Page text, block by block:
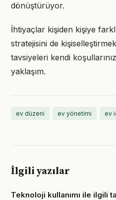
dönüştürüyor.
İhtiyaçlar kişiden kişiye
stratejisini de
tavsiyeleri kendi
yaklaşım.
ev düzeni ev yönetimi ev
İlgili yazılar
Teknoloji kullanımı ile ilgili